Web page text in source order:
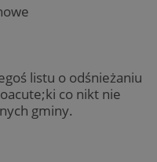
listu o odśnieżaniu
co nikt nie
gminy.